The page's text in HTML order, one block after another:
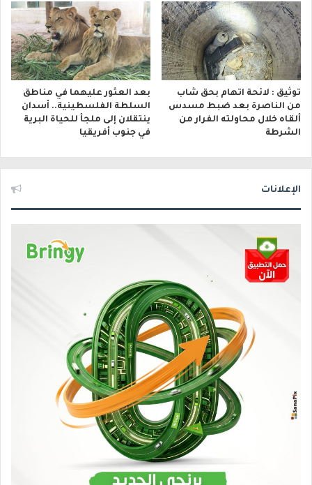
توثيق : لائحة اتهام بحق شاب
من الناصرة بعد ضبط مسدس
ألقاه خلال محاولته الفرار من
الشرطة
بعد العثور عليهما في مناطق
السلطة الفلسطينية.. أسدان
ينتقلان إلى ملجأ للحياة البرية
في جنوب أفريقيا
الإعلانات